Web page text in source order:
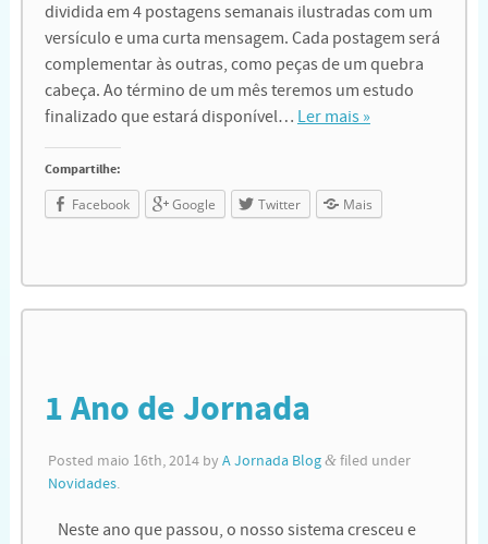
dividida em 4 postagens semanais ilustradas com um
versículo e uma curta mensagem. Cada postagem será
complementar às outras, como peças de um quebra
cabeça. Ao término de um mês teremos um estudo
finalizado que estará disponível… Ler mais »
Compartilhe:
Facebook Google Twitter Mais
1 Ano de Jornada
Posted maio 16th, 2014by A Jornada Blog &filed under
Novidades.
Neste ano que passou, o nosso sistema cresceu e